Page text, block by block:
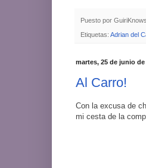
Puesto por GuiriKnows
Etiquetas: Adrian del
martes, 25 de junio de
Al Carro!
Con la excusa de
mi cesta de la